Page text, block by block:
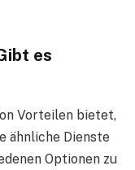
es
Vorteilen bietet,
ähnliche Dienste
Optionen zu